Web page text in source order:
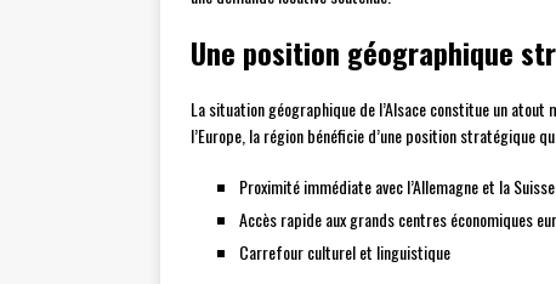
Une position géographique
La situation géographique de l’Alsace constitue un
l’Europe, la région bénéficie d’une position stratégique
Proximité immédiate avec l’Allemagne et la Suisse
Accès rapide aux grands centres économiques
Carrefour culturel et linguistique